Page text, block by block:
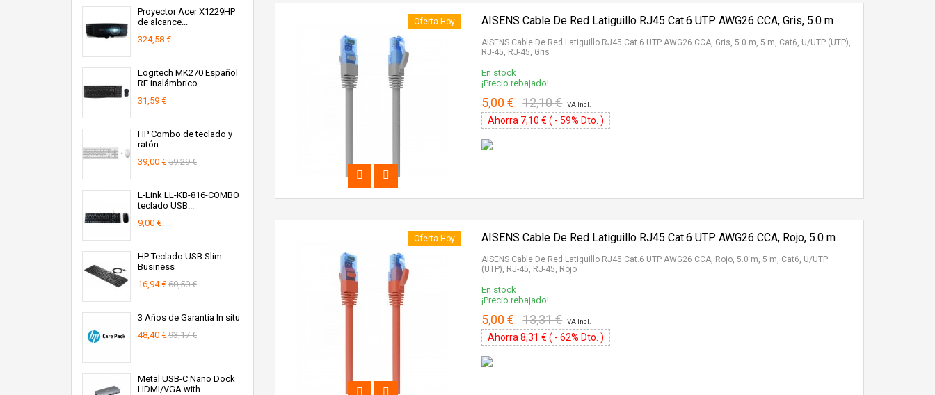
Proyector Acer X1229HP
de alcance...
324,58 €
Logitech MK270 Español
RF inalámbrico...
31,59 €
HP Combo de teclado y
ratón...
39,00 € 59,29 €
L-Link LL-KB-816-COMBO
teclado USB...
9,00 €
HP Teclado USB Slim
Business
16,94 € 60,50 €
3 Años de Garantía In situ
48,40 € 93,17 €
Metal USB-C Nano Dock
HDMI/VGA with...
Oferta Hoy AISENS Cable De Red Latiguillo RJ45 Cat.6 UTP AWG26 CCA, Gris, 5.0 m
AISENS Cable De Red Latiguillo RJ45 Cat.6 UTP AWG26 CCA, Gris, 5.0 m, 5 m, Cat6, U/UTP (UTP),
RJ-45, RJ-45, Gris
En stock
¡Precio rebajado!
5,00 € 12,10 € IVA Incl.
Ahorra 7,10 € ( - 59% Dto. )
Oferta Hoy AISENS Cable De Red Latiguillo RJ45 Cat.6 UTP AWG26 CCA, Rojo, 5.0 m
AISENS Cable De Red Latiguillo RJ45 Cat.6 UTP AWG26 CCA, Rojo, 5.0 m, 5 m, Cat6, U/UTP
(UTP), RJ-45, RJ-45, Rojo
En stock
¡Precio rebajado!
5,00 € 13,31 € IVA Incl.
Ahorra 8,31 € ( - 62% Dto. )